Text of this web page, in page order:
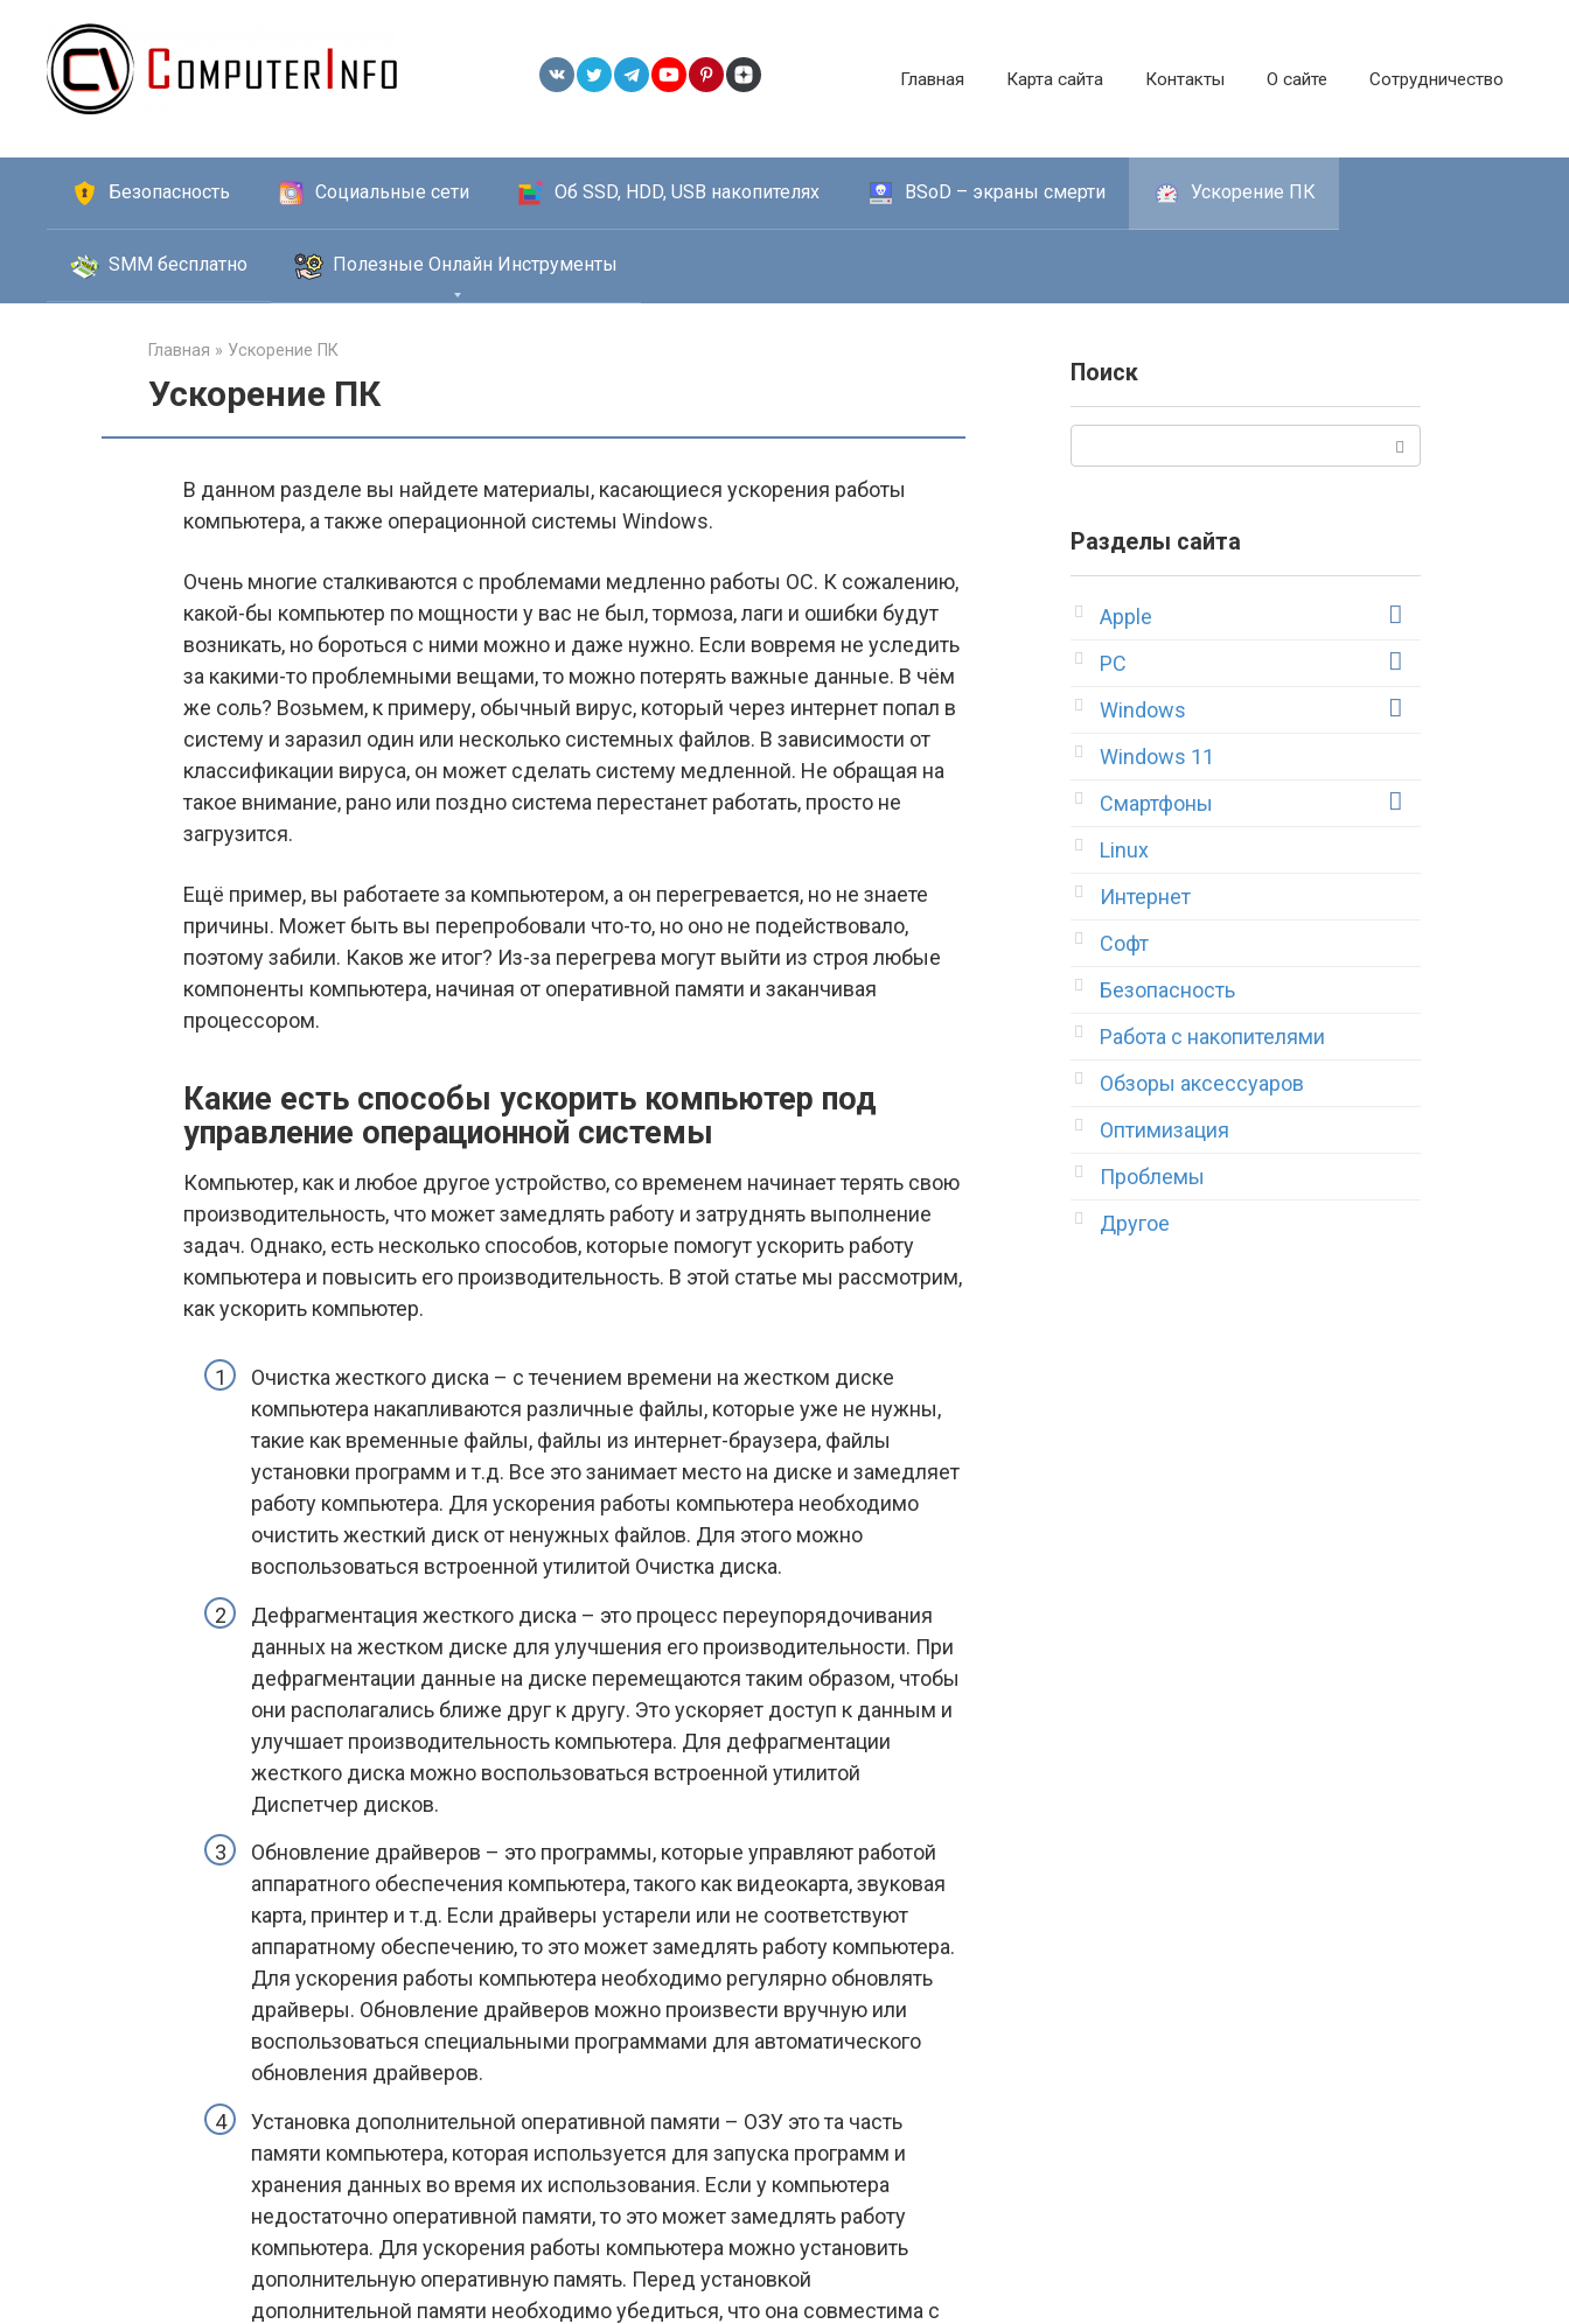
контенту
Главная Карта сайта Контакты О сайте Сотрудничество
Безопасность Социальные сети Об SSD, HDD, USB накопителях BSoD – экраны смерти Ускорение ПК
SMM бесплатно Полезные Онлайн Инструменты
Главная » Ускорение ПК
Ускорение ПК
В данном разделе вы найдете материалы, касающиеся ускорения работы
компьютера, а также операционной системы Windows.
Очень многие сталкиваются с проблемами медленно работы ОС. К сожалению,
какой-бы компьютер по мощности у вас не был, тормоза, лаги и ошибки будут
возникать, но бороться с ними можно и даже нужно. Если вовремя не уследить
за какими-то проблемными вещами, то можно потерять важные данные. В чём
же соль? Возьмем, к примеру, обычный вирус, который через интернет попал в
систему и заразил один или несколько системных файлов. В зависимости от
классификации вируса, он может сделать систему медленной. Не обращая на
такое внимание, рано или поздно система перестанет работать, просто не
загрузится.
Ещё пример, вы работаете за компьютером, а он перегревается, но не знаете
причины. Может быть вы перепробовали что-то, но оно не подействовало,
поэтому забили. Каков же итог? Из-за перегрева могут выйти из строя любые
компоненты компьютера, начиная от оперативной памяти и заканчивая
процессором.
Какие есть способы ускорить компьютер под
управление операционной системы
Компьютер, как и любое другое устройство, со временем начинает терять свою
производительность, что может замедлять работу и затруднять выполнение
задач. Однако, есть несколько способов, которые помогут ускорить работу
компьютера и повысить его производительность. В этой статье мы рассмотрим,
как ускорить компьютер.
Очистка жесткого диска – с течением времени на жестком диске
компьютера накапливаются различные файлы, которые уже не нужны,
такие как временные файлы, файлы из интернет-браузера, файлы
установки программ и т.д. Все это занимает место на диске и замедляет
работу компьютера. Для ускорения работы компьютера необходимо
очистить жесткий диск от ненужных файлов. Для этого можно
воспользоваться встроенной утилитой Очистка диска.
Дефрагментация жесткого диска – это процесс переупорядочивания
данных на жестком диске для улучшения его производительности. При
дефрагментации данные на диске перемещаются таким образом, чтобы
они располагались ближе друг к другу. Это ускоряет доступ к данным и
улучшает производительность компьютера. Для дефрагментации
жесткого диска можно воспользоваться встроенной утилитой
Диспетчер дисков.
Обновление драйверов – это программы, которые управляют работой
аппаратного обеспечения компьютера, такого как видеокарта, звуковая
карта, принтер и т.д. Если драйверы устарели или не соответствуют
аппаратному обеспечению, то это может замедлять работу компьютера.
Для ускорения работы компьютера необходимо регулярно обновлять
драйверы. Обновление драйверов можно произвести вручную или
воспользоваться специальными программами для автоматического
обновления драйверов.
Установка дополнительной оперативной памяти – ОЗУ это та часть
памяти компьютера, которая используется для запуска программ и
хранения данных во время их использования. Если у компьютера
недостаточно оперативной памяти, то это может замедлять работу
компьютера. Для ускорения работы компьютера можно установить
дополнительную оперативную память. Перед установкой
дополнительной памяти необходимо убедиться, что она совместима с
Поиск
Разделы сайта
Apple
PC
Windows
Windows 11
Смартфоны
Linux
Интернет
Софт
Безопасность
Работа с накопителями
Обзоры аксессуаров
Оптимизация
Проблемы
Другое